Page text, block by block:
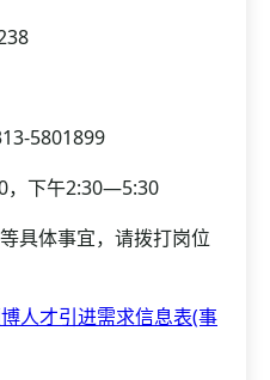
5801899
下午2:30—5:30
体事宜，请拨打岗位
才引进需求信息表(事